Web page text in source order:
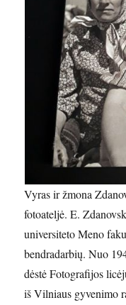
Vyras ir žmona
fotoateljė. E.
universiteto Meno
bendradarbių. Nuo
dėstė Fotografijos
iš Vilniaus gyvenimo